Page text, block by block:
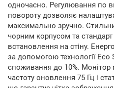
одночасно. Регулювання по
повороту дозволяє
максимально зручно.
чорним корпусом та стандарт
встановлення на стіну.
за допомогою технології
споживання до 10%. Монітор
частоту оновлення 75 Гц і